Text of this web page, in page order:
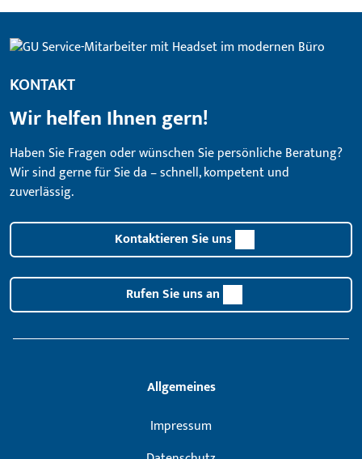
KONTAKT
Wir helfen Ihnen gern!
Haben Sie Fragen oder wünschen Sie persönliche Beratung?
Wir sind gerne für Sie da – schnell, kompetent und
zuverlässig.
Kontaktieren Sie uns
Rufen Sie uns an
Allgemeines
Impressum